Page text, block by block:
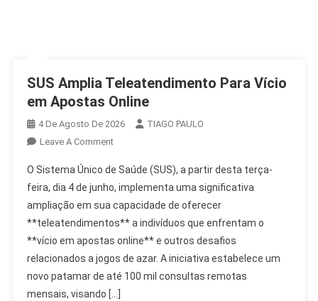
SUS Amplia Teleatendimento Para Vício
em Apostas Online
4 De Agosto De 2026
TIAGO PAULO
Leave A CommentOn
Amplia
Teleatendimento
Para
Vício
Em
Apostas
Online
O Sistema Único de Saúde (SUS), a partir desta terça-
feira, dia 4 de junho, implementa uma significativa
ampliação em sua capacidade de oferecer
**teleatendimentos** a indivíduos que enfrentam o
**vício em apostas online** e outros desafios
relacionados a jogos de azar. A iniciativa estabelece um
novo patamar de até 100 mil consultas remotas
mensais, visando […]